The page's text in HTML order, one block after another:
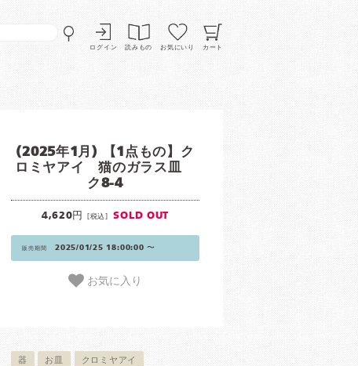
ログイン 読みもの お気にいり カート
(2025年1月) 【1点もの】ク
ロミヤアイ 猫のガラス皿
ク8-4
4,620円 [税込] SOLD OUT
販売期間 2025/01/25 18:00:00 〜
お気に入り
器 お皿 クロミヤアイ